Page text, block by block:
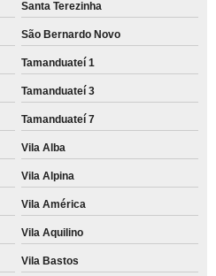
Santa Terezinha
São Bernardo Novo
Tamanduateí 1
Tamanduateí 3
Tamanduateí 7
Vila Alba
Vila Alpina
Vila América
Vila Aquilino
Vila Bastos